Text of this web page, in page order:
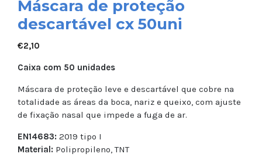
Máscara de proteção
descartável cx 50uni
€2,10
Caixa com 50 unidades
Máscara de proteção leve e descartável que cobre na
totalidade as áreas da boca, nariz e queixo, com ajuste
de fixação nasal que impede a fuga de ar.
EN14683: 2019 tipo I
Material: Polipropileno, TNT